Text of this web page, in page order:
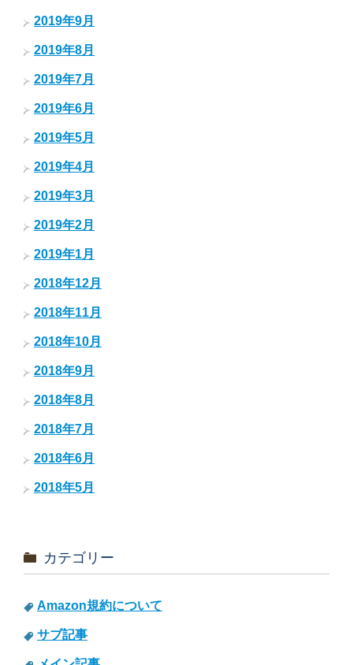
2019年9月
2019年8月
2019年7月
2019年6月
2019年5月
2019年4月
2019年3月
2019年2月
2019年1月
2018年12月
2018年11月
2018年10月
2018年9月
2018年8月
2018年7月
2018年6月
2018年5月
カテゴリー
Amazon規約について
サブ記事